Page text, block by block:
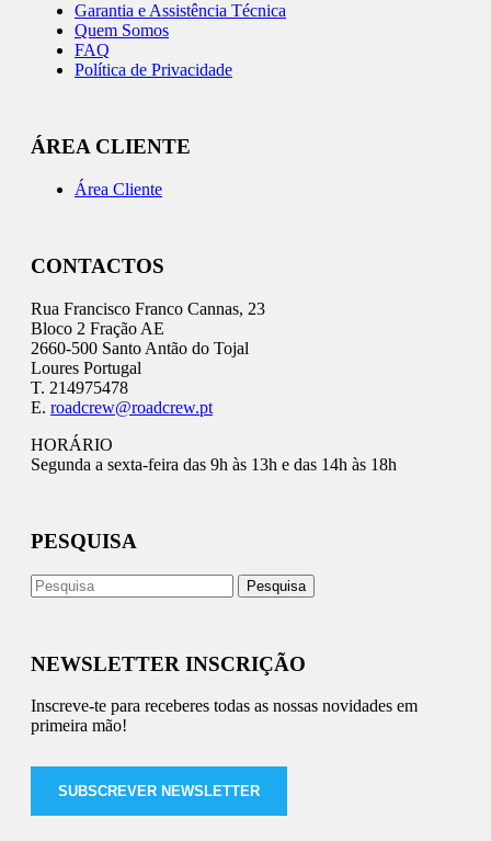
Garantia e Assistência Técnica
Quem Somos
FAQ
Política de Privacidade
ÁREA CLIENTE
Área Cliente
CONTACTOS
Rua Francisco Franco Cannas, 23
Bloco 2 Fração AE
2660-500 Santo Antão do Tojal
Loures Portugal
T. 214975478
E. roadcrew@roadcrew.pt
HORÁRIO
Segunda a sexta-feira das 9h às 13h e das 14h às 18h
PESQUISA
NEWSLETTER INSCRIÇÃO
Inscreve-te para receberes todas as nossas novidades em
primeira mão!
SUBSCREVER NEWSLETTER